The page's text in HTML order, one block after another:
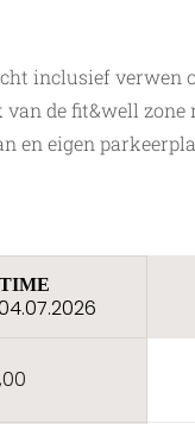
inclusief verwen
de fit&well zone
en eigen